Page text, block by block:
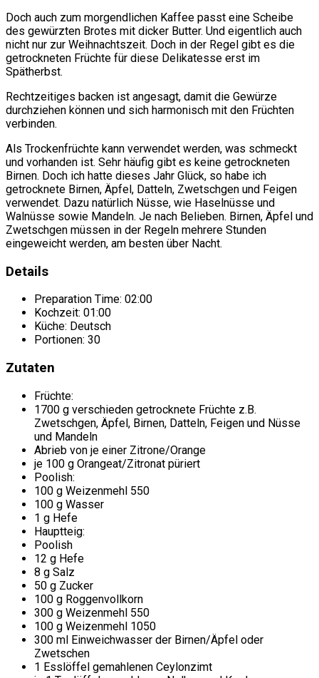
Doch auch zum morgendlichen Kaffee passt eine Scheibe
des gewürzten Brotes mit dicker Butter. Und eigentlich auch
nicht nur zur Weihnachtszeit. Doch in der Regel gibt es die
getrockneten Früchte für diese Delikatesse erst im
Spätherbst.
Rechtzeitiges backen ist angesagt, damit die Gewürze
durchziehen können und sich harmonisch mit den Früchten
verbinden.
Als Trockenfrüchte kann verwendet werden, was schmeckt
und vorhanden ist. Sehr häufig gibt es keine getrockneten
Birnen. Doch ich hatte dieses Jahr Glück, so habe ich
getrocknete Birnen, Äpfel, Datteln, Zwetschgen und Feigen
verwendet. Dazu natürlich Nüsse, wie Haselnüsse und
Walnüsse sowie Mandeln. Je nach Belieben. Birnen, Äpfel und
Zwetschgen müssen in der Regeln mehrere Stunden
eingeweicht werden, am besten über Nacht.
Details
Preparation Time: 02:00
Kochzeit: 01:00
Küche: Deutsch
Portionen: 30
Zutaten
Früchte:
1700 g verschieden getrocknete Früchte z.B.
Zwetschgen, Äpfel, Birnen, Datteln, Feigen und Nüsse
und Mandeln
Abrieb von je einer Zitrone/Orange
je 100 g Orangeat/Zitronat püriert
Poolish:
100 g Weizenmehl 550
100 g Wasser
1 g Hefe
Hauptteig:
Poolish
12 g Hefe
8 g Salz
50 g Zucker
100 g Roggenvollkorn
300 g Weizenmehl 550
100 g Weizenmehl 1050
300 ml Einweichwasser der Birnen/Äpfel oder
Zwetschen
1 Esslöffel gemahlenen Ceylonzimt